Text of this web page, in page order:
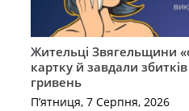
Жительці Звягельщини
картку й завдали
гривень
П’ятниця, 7 Серпня, 2026